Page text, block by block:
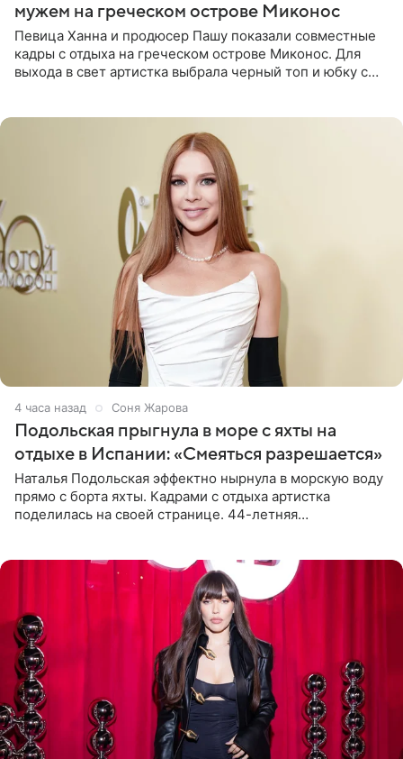
мужем на греческом острове Миконос
Певица Ханна и продюсер Пашу показали совместные
кадры с отдыха на греческом острове Миконос. Для
выхода в свет артистка выбрала черный топ и юбку с
4 часа назад Соня Жарова
Подольская прыгнула в море с яхты на
отдыхе в Испании: «Смеяться разрешается»
Наталья Подольская эффектно нырнула в морскую воду
прямо с борта яхты. Кадрами с отдыха артистка
поделилась на своей странице. 44-летняя